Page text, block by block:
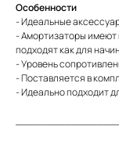
Особенности
- Идеальные
- Амортизаторы имеют
подходят как для
- Уровень
- Поставляется в
- Идеально подходит